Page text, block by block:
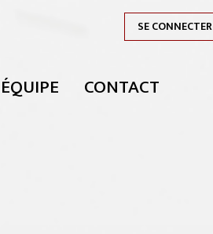
SE CONNECTER
CONTACT